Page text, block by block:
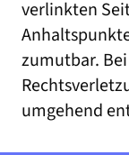
verlinkten
zumutbar.
umgehend